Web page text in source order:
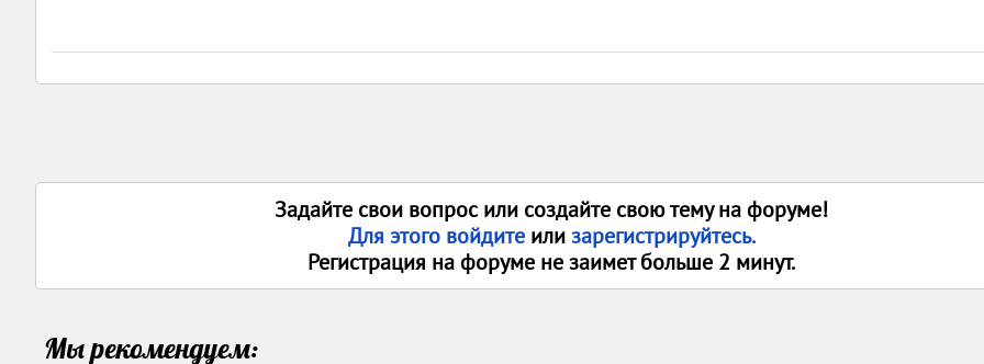
Задайте свои вопрос или создайте свою тему на форуме!
Для этого войдите илизарегистрируйтесь.
Регистрация на форуме не заимет больше 2 минут.
Мы рекомендуем: